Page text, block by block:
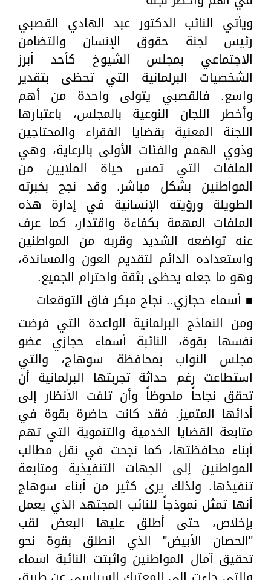
ويأتي النائب الدكتور عبد الهادي القصبي
رئيس لجنة حقوق الإنسان والتضامن
الاجتماعي بمجلس الشيوخ كأحد أبرز
الشخصيات البرلمانية التي تحظى بتقدير
واسع. فالقصبي يتولى واحدة من أهم
وأخطر اللجان النوعية بالمجلس، باعتبارها
اللجنة المعنية بقضايا الفقراء والمحتاجين
وذوي الهمم والفئات الأولى بالرعاية، وهي
الملفات التي تمس حياة الملايين من
المواطنين بشكل مباشر. وقد نجح بخبرته
الطويلة ورؤيته الإنسانية في إدارة هذه
الملفات المهمة بكفاءة واقتدار، كما عرف
عنه تواضعه الشديد وقربه من المواطنين
واستعداده الدائم لتقديم العون والمساندة،
وهو ما جعله يحظى بثقة واحترام الجميع.
■ أسماء حجازي.. نجاح مبكر فاق التوقعات
ومن النماذج البرلمانية الواعدة التي فرضت
نفسها بقوة، النائبة أسماء حجازي عضو
مجلس النواب بمحافظة سوهاج، والتي
استطاعت رغم حداثة تجربتها البرلمانية أن
تحقق نجاحاً ملحوظاً وأن تلفت الأنظار إلى
أدائها المتميز. فقد كانت حاضرة بقوة في
متابعة القضايا الخدمية والتنموية التي تهم
أبناء محافظتها، كما نجحت في نقل مطالب
المواطنين إلى الجهات التنفيذية ومتابعة
تنفيذها. ولذلك يرى كثير من أبناء سوهاج
أنها تمثل نموذجاً للنائب المجتهد الذي يعمل
بإخلاص، حتى أطلق عليها البعض لقب
"الحصان الأبيض" الذي انطلق بقوة نحو
تحقيق آمال المواطنين واثبتت النائبة اسماء